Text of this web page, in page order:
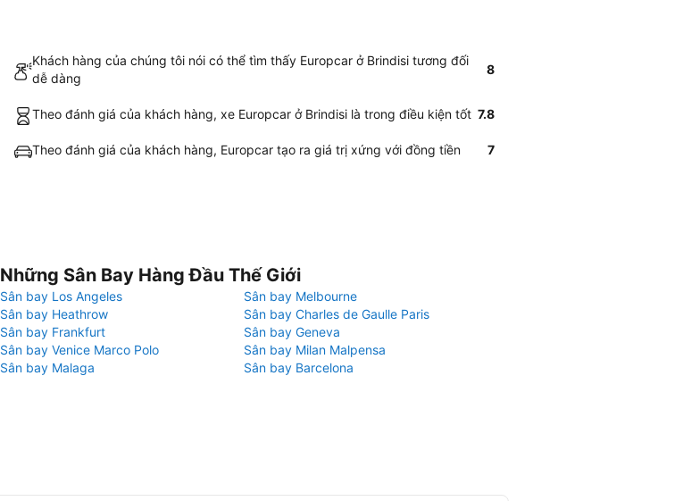
Khách hàng của chúng tôi nói có thể tìm thấy Europcar ở Brindisi tương đối
dễ dàng
8
Theo đánh giá của khách hàng, xe Europcar ở Brindisi là trong điều kiện tốt 7.8
Theo đánh giá của khách hàng, Europcar tạo ra giá trị xứng với đồng tiền 7
Những Sân Bay Hàng Đầu Thế Giới
Sân bay Los Angeles
Sân bay Melbourne
Sân bay Heathrow
Sân bay Charles de Gaulle Paris
Sân bay Frankfurt
Sân bay Geneva
Sân bay Venice Marco Polo
Sân bay Milan Malpensa
Sân bay Malaga
Sân bay Barcelona